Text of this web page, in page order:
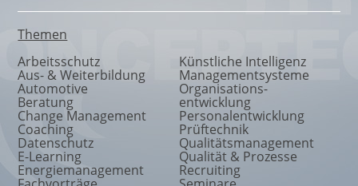
Themen
Arbeitsschutz
Aus- & Weiterbildung
Automotive
Beratung
Change Management
Coaching
Datenschutz
E-Learning
Energiemanagement
Künstliche Intelligenz
Managementsysteme
Organisations-
entwicklung
Personalentwicklung
Prüftechnik
Qualitätsmanagement
Qualität & Prozesse
Recruiting